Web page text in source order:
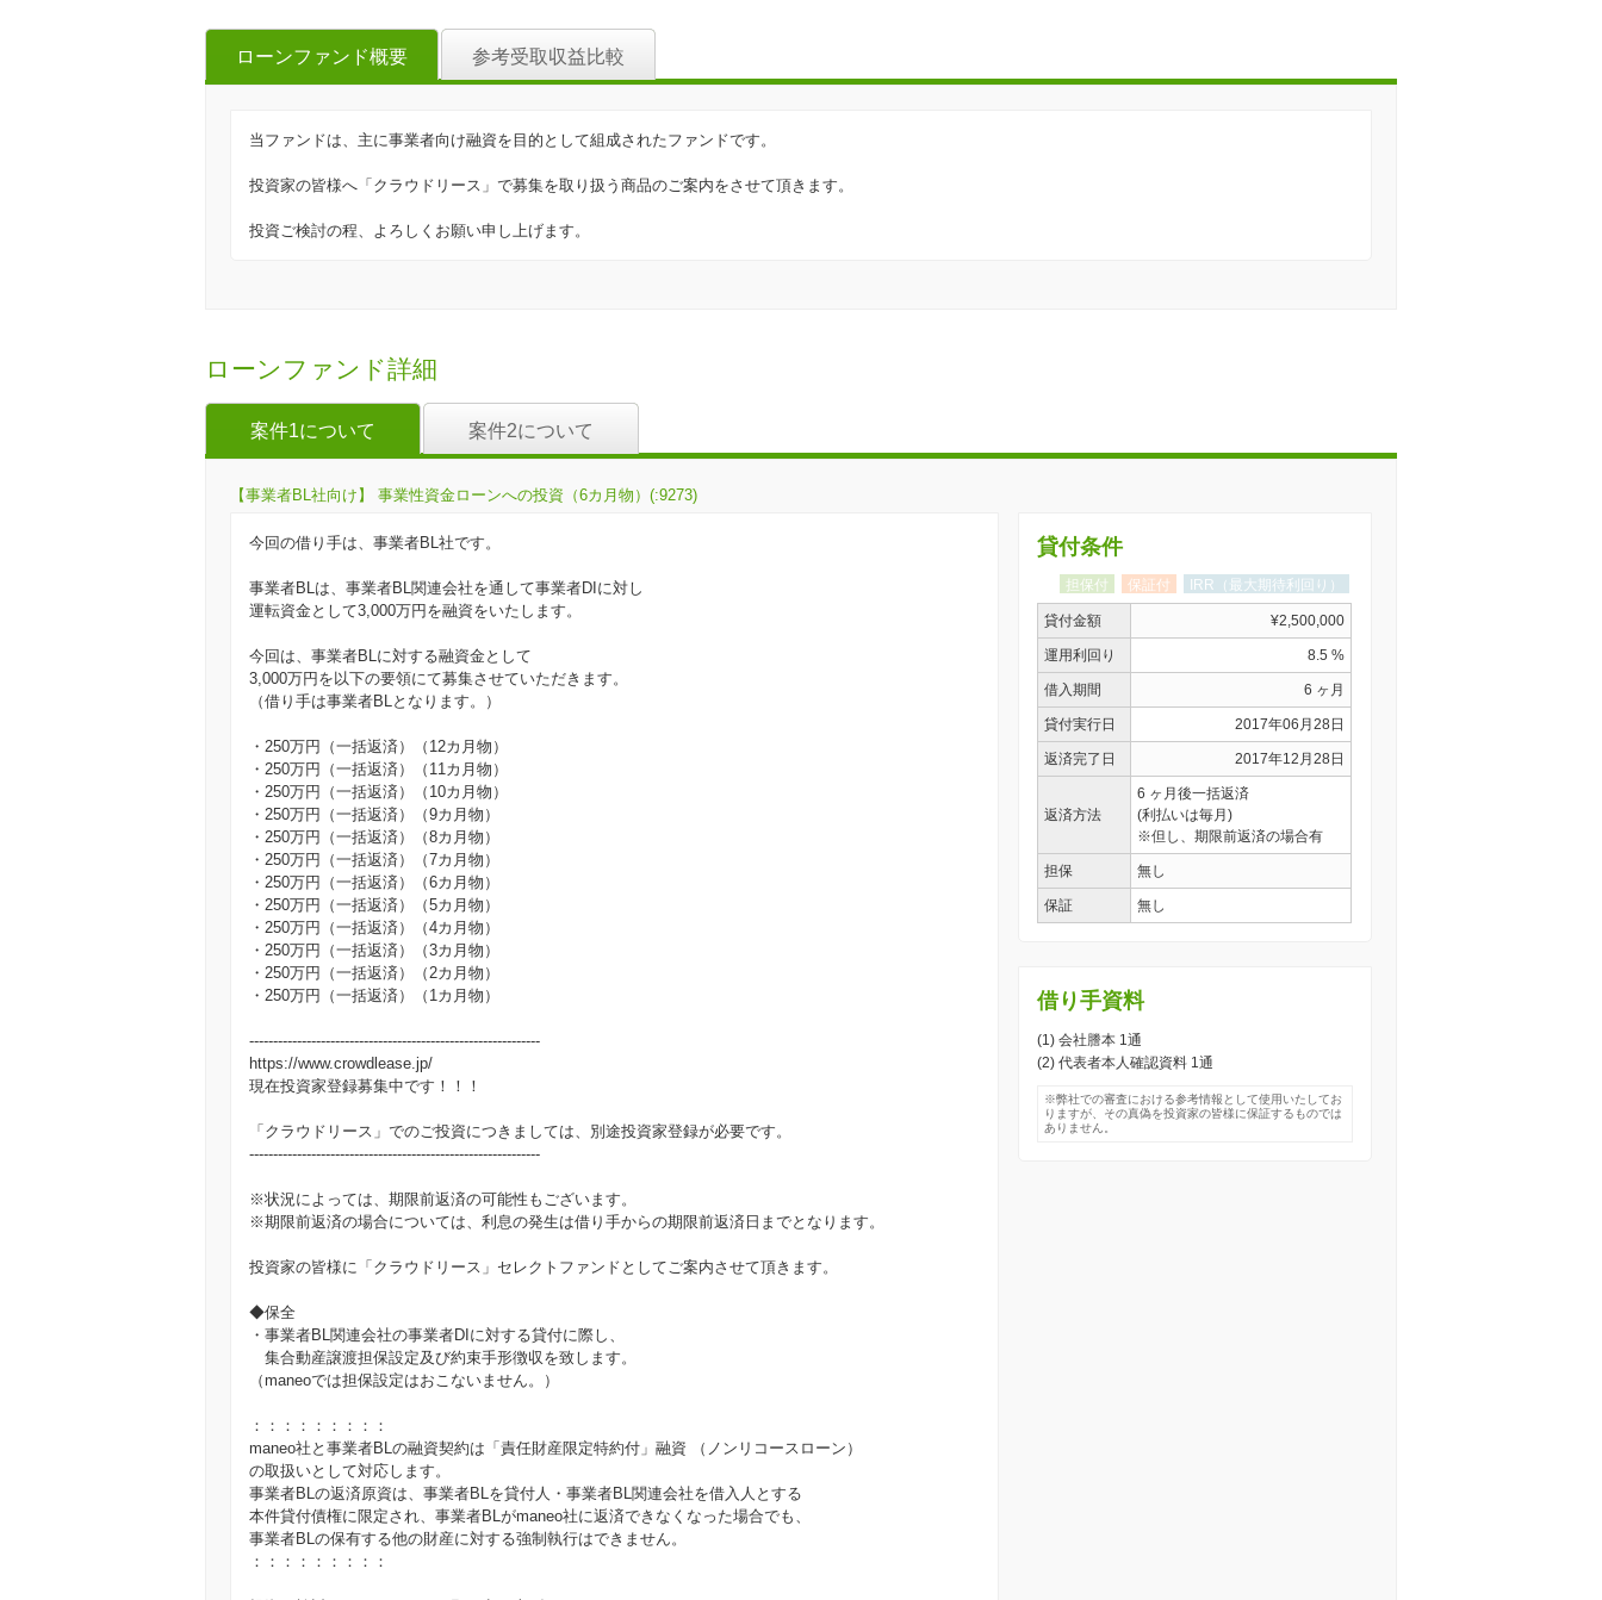
ローンファンド概要 参考受取収益比較
当ファンドは、主に事業者向け融資を目的として組成されたファンドです。
投資家の皆様へ「クラウドリース」で募集を取り扱う商品のご案内をさせて頂きます。
投資ご検討の程、よろしくお願い申し上げます。
ローンファンド詳細
案件1について 案件2について
【事業者BL社向け】 事業性資金ローンへの投資（6カ月物）(:9273)
今回の借り手は、事業者BL社です。
事業者BLは、事業者BL関連会社を通して事業者DIに対し
運転資金として3,000万円を融資をいたします。
今回は、事業者BLに対する融資金として
3,000万円を以下の要領にて募集させていただきます。
（借り手は事業者BLとなります。）
・250万円（一括返済）（12カ月物）
・250万円（一括返済）（11カ月物）
・250万円（一括返済）（10カ月物）
・250万円（一括返済）（9カ月物）
・250万円（一括返済）（8カ月物）
・250万円（一括返済）（7カ月物）
・250万円（一括返済）（6カ月物）
・250万円（一括返済）（5カ月物）
・250万円（一括返済）（4カ月物）
・250万円（一括返済）（3カ月物）
・250万円（一括返済）（2カ月物）
・250万円（一括返済）（1カ月物）
-------------------------------------------------------------
https://www.crowdlease.jp/
現在投資家登録募集中です！！！
「クラウドリース」でのご投資につきましては、別途投資家登録が必要です。
-------------------------------------------------------------
※状況によっては、期限前返済の可能性もございます。
※期限前返済の場合については、利息の発生は借り手からの期限前返済日までとなります。
投資家の皆様に「クラウドリース」セレクトファンドとしてご案内させて頂きます。
◆保全
・事業者BL関連会社の事業者DIに対する貸付に際し、
集合動産譲渡担保設定及び約束手形徴収を致します。
（maneoでは担保設定はおこないません。）
：：：：：：：：：
maneo社と事業者BLの融資契約は「責任財産限定特約付」融資 （ノンリコースローン）
の取扱いとして対応します。
事業者BLの返済原資は、事業者BLを貸付人・事業者BL関連会社を借入人とする
本件貸付債権に限定され、事業者BLがmaneo社に返済できなくなった場合でも、
事業者BLの保有する他の財産に対する強制執行はできません。
：：：：：：：：：
貸付条件
担保付 保証付 IRR（最大期待利回り）
貸付金額 ¥2,500,000
運用利回り 8.5 %
借入期間 6 ヶ月
貸付実行日 2017年06月28日
返済完了日 2017年12月28日
返済方法
6 ヶ月後一括返済
(利払いは毎月)
※但し、期限前返済の場合有
担保 無し
保証 無し
借り手資料
(1) 会社謄本 1通
(2) 代表者本人確認資料 1通
※弊社での審査における参考情報として使用いたしてお
りますが、その真偽を投資家の皆様に保証するものでは
ありません。